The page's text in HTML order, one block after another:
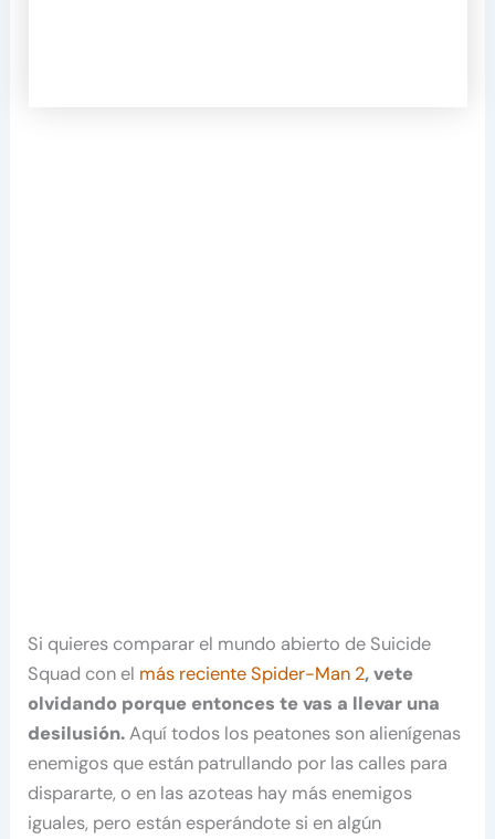
Si quieres comparar el mundo abierto de Suicide
Squad con el más reciente Spider-Man 2, vete
olvidando porque entonces te vas a llevar una
desilusión.Aquí todos los peatones son alienígenas
enemigos que están patrullando por las calles para
dispararte, o en las azoteas hay más enemigos
iguales, pero están esperándote si en algún